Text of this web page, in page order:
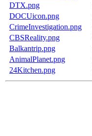
DTX.png
DOCUicon.png
CrimeInvestigation.png
CBSReality.png
Balkantrip.png
AnimalPlanet.png
24Kitchen.png